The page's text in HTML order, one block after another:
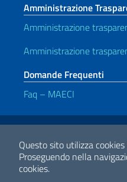
Questo sito utilizza
Proseguendo nella
cookies.
Amministrazione
Amministrazione
Amministrazione
Domande Frequenti
Faq – MAECI
Link Utili